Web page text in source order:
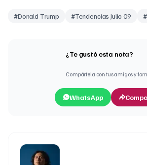
#Donald Trump #Tendencias Julio 09 #
¿Te gustó esta nota?
Compártela con tus amigos y
WhatsApp